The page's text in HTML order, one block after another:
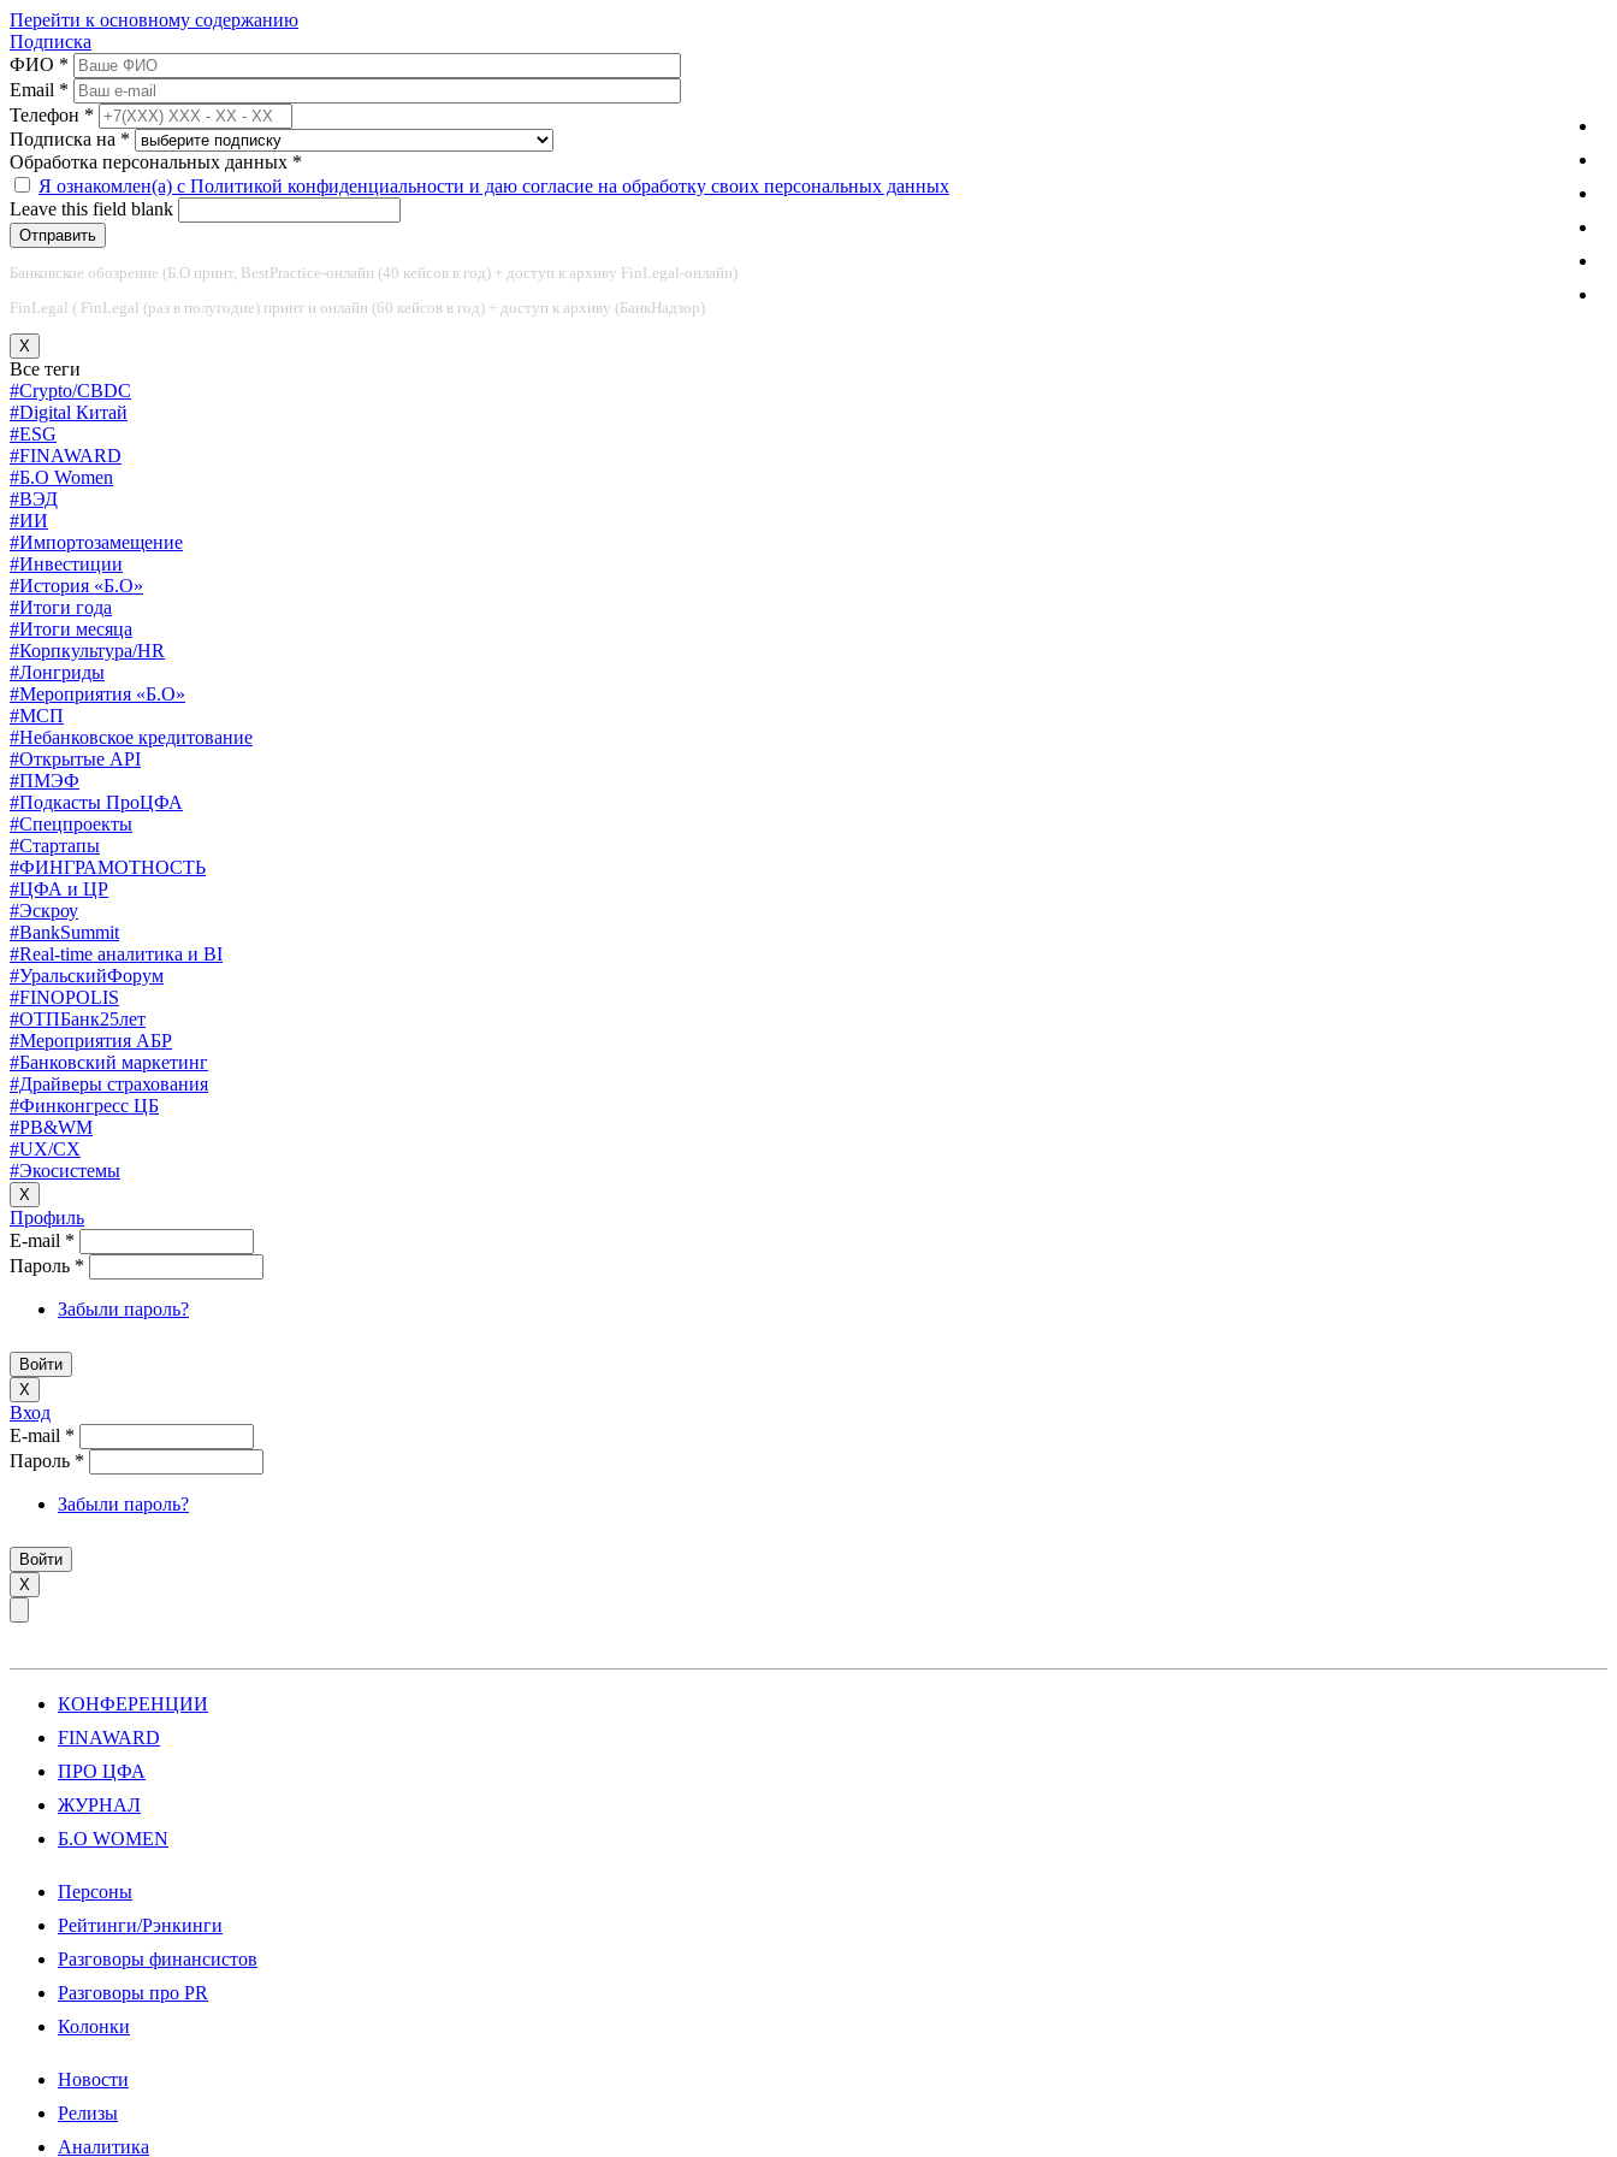
Перейти к основному содержанию
Подписка
ФИО *
Email *
Телефон *
Подписка на *
Обработка персональных данных *
Я ознакомлен(а) с Политикой конфиденциальности и даю согласие на обработку своих персональных данных
Leave this field blank
Банковское обозрение (Б.О принт, BestPractice-онлайн (40 кейсов в год) + доступ к архиву FinLegal-онлайн)
FinLegal ( FinLegal (раз в полугодие) принт и онлайн (60 кейсов в год) + доступ к архиву (БанкНадзор)
X
Все теги
#Crypto/CBDC
#Digital Китай
#ESG
#FINAWARD
#Б.О Women
#ВЭД
#ИИ
#Импортозамещение
#Инвестиции
#История «Б.О»
#Итоги года
#Итоги месяца
#Корпкультура/HR
#Лонгриды
#Мероприятия «Б.О»
#МСП
#Небанковское кредитование
#Открытые API
#ПМЭФ
#Подкасты ПроЦФА
#Спецпроекты
#Стартапы
#ФИНГРАМОТНОСТЬ
#ЦФА и ЦР
#Эскроу
#BankSummit
#Real-time аналитика и BI
#УральскийФорум
#FINOPOLIS
#ОТПБанк25лет
#Мероприятия АБР
#Банковский маркетинг
#Драйверы страхования
#Финконгресс ЦБ
#PB&WM
#UX/CX
#Экосистемы
X
Профиль
E-mail *
Пароль *
Забыли пароль?
X
Вход
E-mail *
Пароль *
Забыли пароль?
X
КОНФЕРЕНЦИИ
FINAWARD
ПРО ЦФА
ЖУРНАЛ
Б.О WOMEN
Персоны
Рейтинги/Рэнкинги
Разговоры финансистов
Разговоры про PR
Колонки
Новости
Релизы
Аналитика